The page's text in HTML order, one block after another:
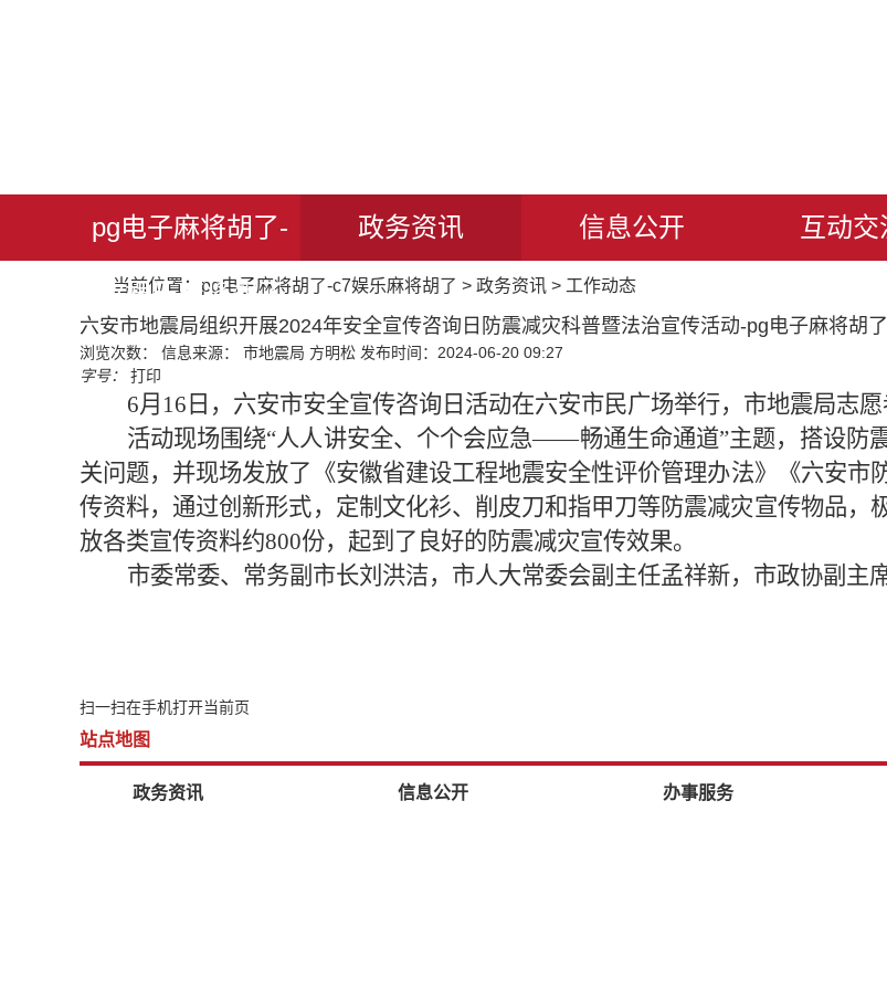
pg电子麻将胡了-
c7娱乐麻将胡了
政务资讯 信息公开 互动交
当前位置： pg电子麻将胡了-c7娱乐麻将胡了 > 政务资讯 > 工作动态
六安市地震局组织开展2024年安全宣传咨询日防震减灾科普暨法治宣传活动-pg电子麻将胡了
浏览次数： 信息来源： 市地震局 方明松 发布时间：2024-06-20 09:27
字号：
打印
6月16日，六安市安全宣传咨询日活动在六安市民广场举行，市地震局志
活动现场围绕“人人讲安全、个个会应急——畅通生命通道”主题，搭设防
关问题，并现场发放了 《安徽省建设工程地震安全性评价管理办法》 《六安市
传资料，通过创新形式，定制文化衫、削皮刀和指甲刀等防震减灾宣传物品
放各类宣传资料约800份，起到了良好的防震减灾宣传效果。
市委常委、常务副市长刘洪洁，市人大常委会副主任孟祥新，市政协副主
扫一扫在手机打开当前页
站点地图
政务资讯 信息公开 办事服务